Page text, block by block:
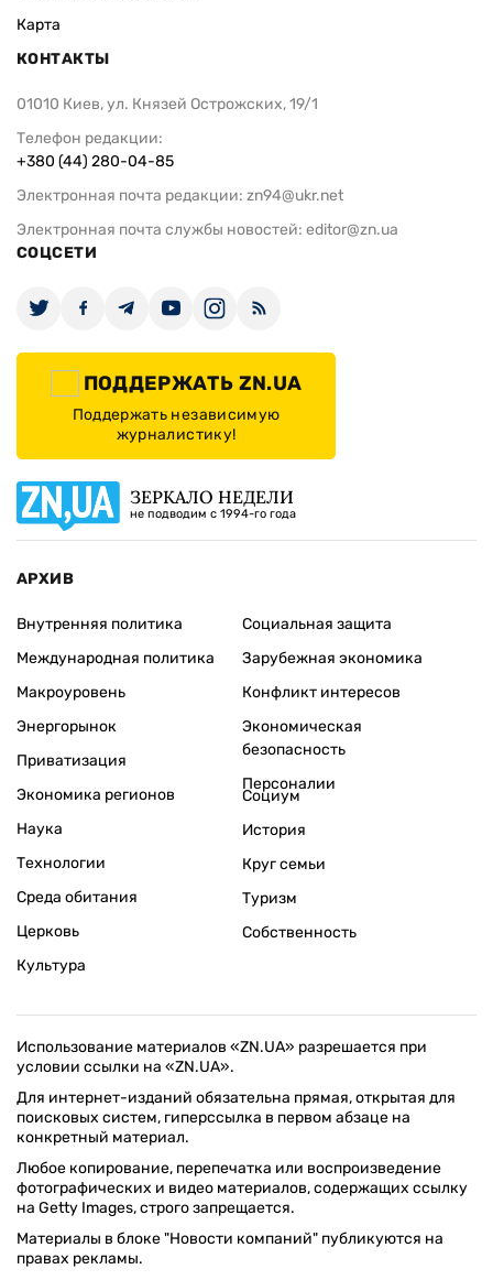
Карта
КОНТАКТЫ
01010 Киев, ул. Князей Острожских, 19/1
Телефон редакции:
+380 (44) 280-04-85
Электронная почта редакции: zn94@ukr.net
Электронная почта службы новостей: editor@zn.ua
СОЦСЕТИ
ПОДДЕРЖАТЬ ZN.UA
Поддержать независимую
журналистику!
ЗЕРКАЛО НЕДЕЛИ
не подводим с 1994-го года
АРХИВ
Внутренняя политика
Международная политика
Макроуровень
Энергорынок
Приватизация
Экономика регионов
Социальная защита
Зарубежная экономика
Конфликт интересов
Экономическая
безопасность
Персоналии
Наука
Технологии
Среда обитания
Церковь
Культура
Социум
История
Круг семьи
Туризм
Собственность
Использование материалов «ZN.UA» разрешается при
условии ссылки на «ZN.UA».
Для интернет-изданий обязательна прямая, открытая для
поисковых систем, гиперссылка в первом абзаце на
конкретный материал.
Любое копирование, перепечатка или воспроизведение
фотографических и видео материалов, содержащих ссылку
на Getty Images, строго запрещается.
Материалы в блоке "Новости компаний" публикуются на
правах рекламы.